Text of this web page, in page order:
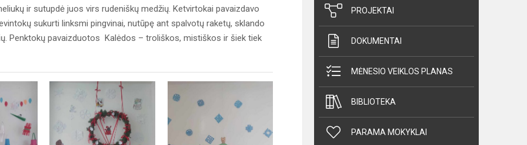
ir sutupdė juos virs rudeniškų medžių. Ketvirtokai pavaizdavo
sukurti linksmi pingvinai, nutūpę ant spalvotų raketų, sklando
Penktokų pavaizduotos Kalėdos – troliškos, mistiškos ir šiek tiek
PROJEKTAI
DOKUMENTAI
MĖNESIO VEIKLOS PLANAS
BIBLIOTEKA
PARAMA MOKYKLAI